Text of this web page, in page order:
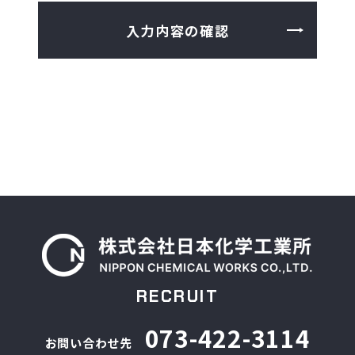
入力内容の確認
RECRUIT
お問い合わせ先 073-422-3114